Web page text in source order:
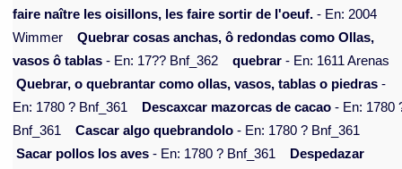
faire naître les oisillons, les faire sortir de l'oeuf. - En: 2004
Wimmer
Quebrar cosas anchas, ô redondas como Ollas,
vasos ô tablas - En: 17?? Bnf_362 quebrar - En: 1611 Arenas
Quebrar, o quebrantar como ollas, vasos, tablas o piedras -
En: 1780 ? Bnf_361
Descaxcar mazorcas de cacao - En: 1780
Bnf_361
Cascar algo quebrandolo - En: 1780 ? Bnf_361
Sacar pollos los aves - En: 1780 ? Bnf_361
Despedazar